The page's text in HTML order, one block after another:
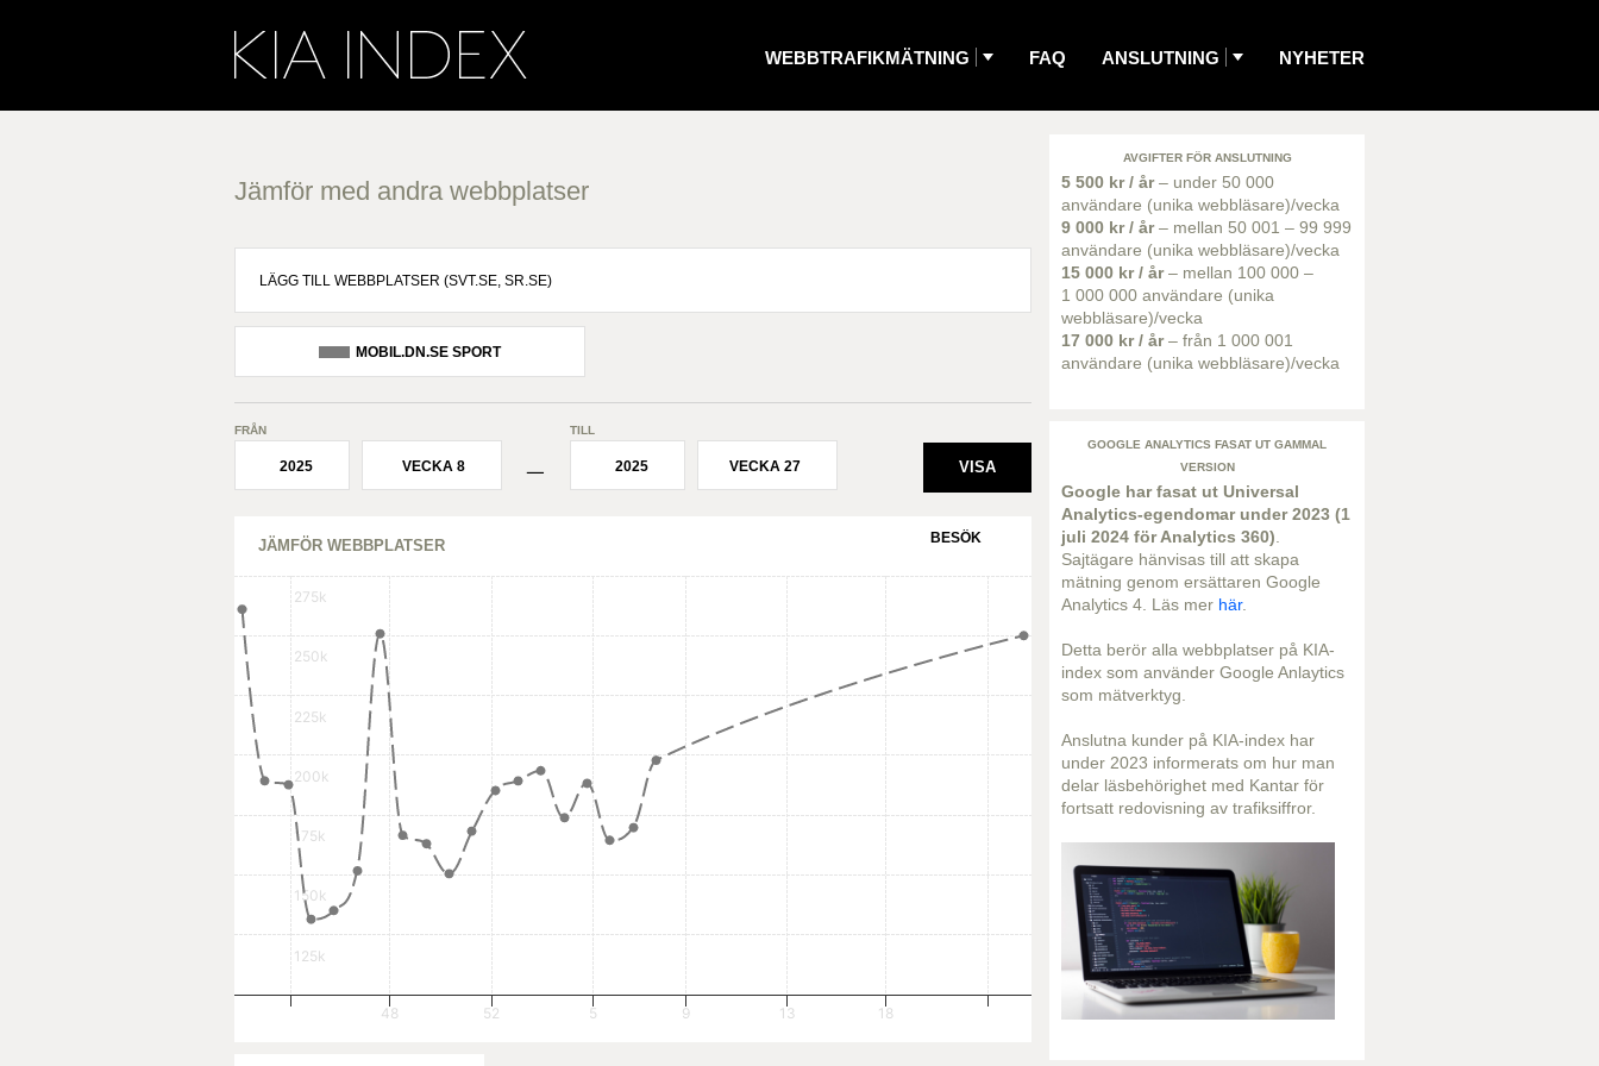
WEBBTRAFIKMÄTNING FAQ ANSLUTNING NYHETER
Jämför med andra webbplatser
MOBIL.DN.SE SPORT
FRÅN
2025 VECKA 8
¯
TILL
2025 VECKA 27
JÄMFÖR WEBBPLATSER BESÖK
125k
150k
175k
200k
225k
250k
275k
48 52 5 9 13 18
AVGIFTER FÖR ANSLUTNING
5 500 kr / år– under 50 000
användare (unika webbläsare)/vecka
9 000 kr / år– mellan 50 001 – 99 999
användare (unika webbläsare)/vecka
15 000 kr / år– mellan 100 000 –
1 000 000 användare (unika
webbläsare)/vecka
17 000 kr / år– från 1 000 001
användare (unika webbläsare)/vecka
GOOGLE ANALYTICS FASAT UT GAMMAL
VERSION
Google har fasat ut Universal
Analytics-egendomar under 2023 (1
juli 2024 för Analytics 360)
Sajtägare hänvisas till att skapa
mätning genom ersättaren Google
Analytics 4. Läs mer här.
Detta berör alla webbplatser på KIA-
index som använder Google Anlaytics
som mätverktyg.
Anslutna kunder på KIA-index har
under 2023 informerats om hur man
delar läsbehörighet med Kantar för
fortsatt redovisning av trafiksiffror.